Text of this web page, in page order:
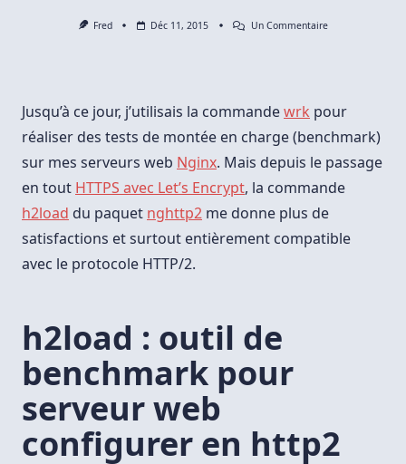
Fred Déc 11, 2015 Un CommentaireSur
Pour
Serveur
Web
En
Http2
Jusqu’à ce jour, j’utilisais la commandewrk pour
réaliser des tests de montée en charge (benchmark)
sur mes serveurs web Nginx. Mais depuis le passage
en tout HTTPS avec Let’s Encrypt, la commande
h2load du paquet nghttp2 me donne plus de
satisfactions et surtout entièrement compatible
avec le protocole HTTP/2.
h2load : outil de
benchmark pour
serveur web
configurer en http2